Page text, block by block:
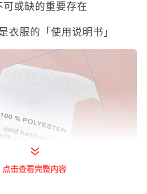
可或缺的重要存在
衣服的「使用说明书」
点击查看完整内容